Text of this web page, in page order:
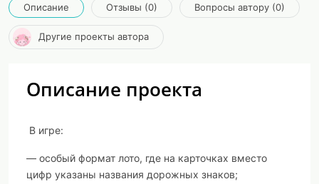
Описание Отзывы (0) Вопросы автору (0)
Другие проекты автора
Описание проекта
В игре:
— особый формат лото, где на карточках вместо
цифр указаны названия дорожных знаков;